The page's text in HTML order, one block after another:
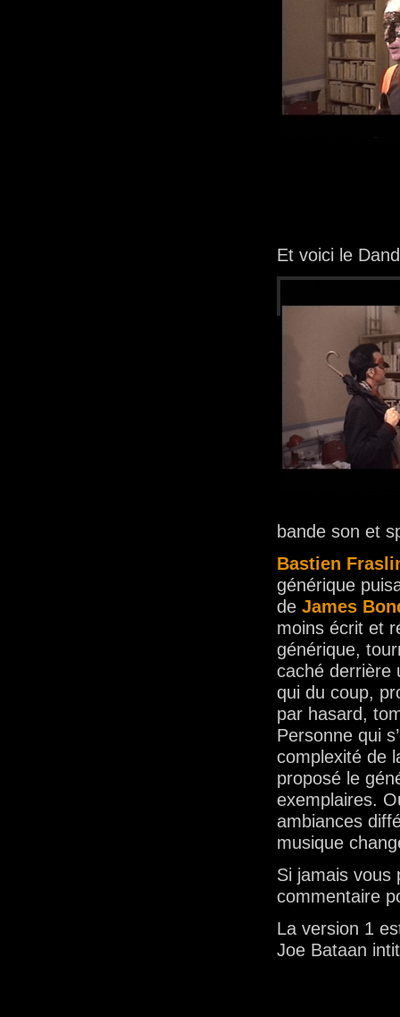
Et voici le
bande son et
Bastien
générique
de James
moins écrit et
générique,
caché derrière
qui du coup,
par hasard,
Personne qui
complexité de
proposé le
exemplaires.
ambiances
musique
Si jamais vous
commentaire
La version 1
Joe Bataan